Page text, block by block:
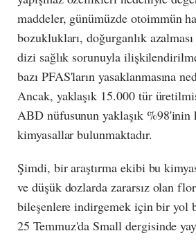
maddeler, günümüzde otoimmün
bozuklukları, doğurganlık
dizi sağlık sorunuyla
bazı PFAS'ların yasaklanmasına
Ancak, yaklaşık 15.000 tür
ABD nüfusunun yaklaşık %98'inin
kimyasallar bulunmaktadır.
Şimdi, bir araştırma ekibi bu
ve düşük dozlarda zararsız olan
bileşenlere indirgemek için bir yol
25 Temmuz'da Small dergisinde